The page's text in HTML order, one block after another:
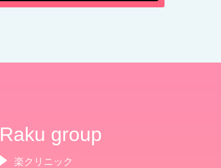
Raku group
楽クリニック